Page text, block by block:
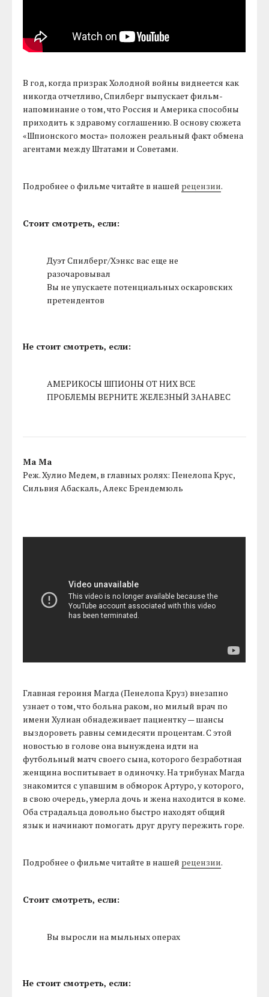
В год, когда призрак Холодной войны виднеется как
никогда отчетливо, Спилберг выпускает фильм-
напоминание о том, что Россия и Америка способны
приходить к здравому соглашению. В основу сюжета
«Шпионского моста» положен реальный факт обмена
агентами между Штатами и Советами.
Подробнее о фильме читайте в нашей рецензии.
Стоит смотреть, если:
Дуэт Спилберг/Хэнкс вас еще не
разочаровывал
Вы не упускаете потенциальных оскаровских
претендентов
Не стоит смотреть, если:
АМЕРИКОСЫ ШПИОНЫ ОТ НИХ ВСЕ
ПРОБЛЕМЫ ВЕРНИТЕ ЖЕЛЕЗНЫЙ ЗАНАВЕС
Ма Ма
Реж. Хулио Медем, в главных ролях: Пенелопа Крус,
Сильвия Абаскаль, Алекс Брендемюль
Главная героиня Магда (Пенелопа Круз) внезапно
узнает о том, что больна раком, но милый врач по
имени Хулиан обнадеживает пациентку — шансы
выздороветь равны семидесяти процентам. С этой
новостью в голове она вынуждена идти на
футбольный матч своего сына, которого безработная
женщина воспитывает в одиночку. На трибунах Магда
знакомится с упавшим в обморок Артуро, у которого,
в свою очередь, умерла дочь и жена находится в коме.
Оба страдальца довольно быстро находят общий
язык и начинают помогать друг другу пережить горе.
Подробнее о фильме читайте в нашей рецензии.
Стоит смотреть, если:
Вы выросли на мыльных операх
Не стоит смотреть, если: